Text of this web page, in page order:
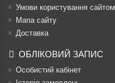
Умови користування сайтом
Мапа сайту
Доставка
ОБЛІКОВИЙ ЗАПИС
Особистий кабінет